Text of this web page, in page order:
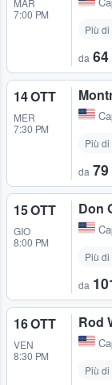
MAR
7:00 PM
Più
da
14 OTT
MER
7:30 PM
Più
da
15 OTT
GIO
8:00 PM
Don
Più
da
16 OTT
VEN
8:30 PM
Rod
Più